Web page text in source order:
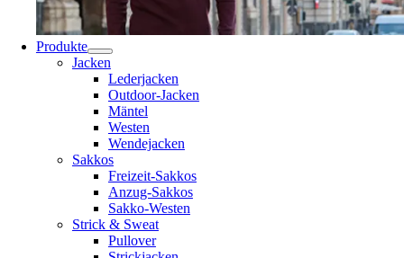
Produkte
Jacken
Lederjacken
Outdoor-Jacken
Mäntel
Westen
Wendejacken
Sakkos
Freizeit-Sakkos
Anzug-Sakkos
Sakko-Westen
Strick & Sweat
Pullover